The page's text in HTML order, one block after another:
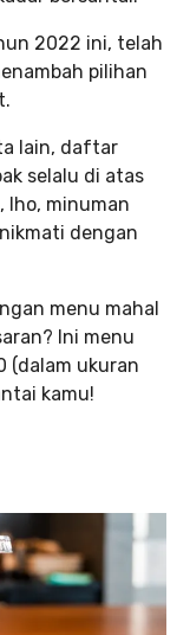
2022 ini, telah
pilihan
lain, daftar
selalu di atas
lho, minuman
dengan
menu mahal
Ini menu
(dalam ukuran
kamu!